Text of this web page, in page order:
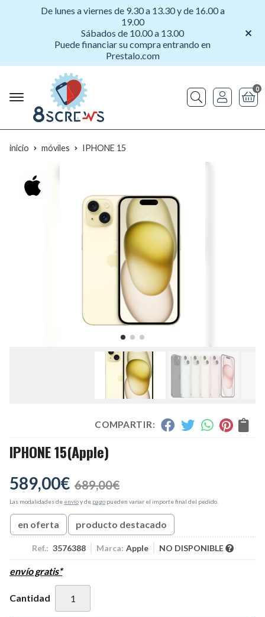
De lunes a viernes de 9.30 a 13.30 y de 16.00 a
19.00
Sábados de 10.00 a 13.00
Puede financiar su compra entrando en
Prestalo.com
Buscar
0
inicio móviles IPHONE 15
COMPARTIR:
IPHONE 15(Apple)
589,00€ 689,00€
Las modalidades de envíoy de pago pueden variar el importe final del pedido.
en oferta producto destacado
Ref.: 3576388 Marca: Apple NO DISPONIBLE
envío gratis*
Cantidad